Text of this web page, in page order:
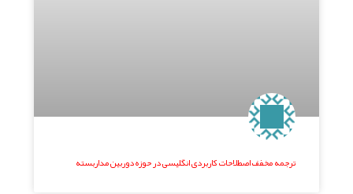
ترجمه مخفف اصطلاحات کاربردی انگلیسی در حوزه دوربین مداربسته